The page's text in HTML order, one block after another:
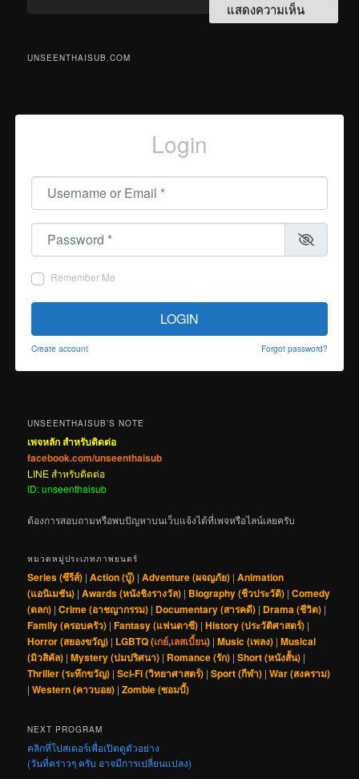
UNSEENTHAISUB.COM
Login
Username or Email
Password
Remember Me
LOGIN
Create account Forgot password?
UNSEENTHAISUB’S NOTE
เพจหลัก สำหรับติดต่อ
facebook.com/unseenthaisub
LINE สำหรับติดต่อ
ID: unseenthaisub
ต้องการสอบถามหรือพบปัญหาบนเว็บแจ้งได้ที่เพจหรือไลน์เลยครับ
หมวดหมู่ประเภทภาพยนตร์
Series (ซีรีส์) |Action (บู๊) |Adventure (ผจญภัย) |Animation
(แอนิเมชัน) |Awards (หนังชิงรางวัล) | Biography (ชีวประวัติ) |Comedy
(ตลก) |Crime (อาชญากรรม) | Documentary (สารคดี) | Drama (ชีวิต) |
Family (ครอบครัว) |Fantasy (แฟนตาซี) |History (ประวัติศาสตร์) |
Horror (สยองขวัญ) | LGBTQ (เกย์,เลสเบี้ยน) |Music (เพลง) |Musical
(มิวสิคัล) |Mystery (ปมปริศนา) | Romance (รัก) |Short (หนังสั้น) |
Thriller (ระทึกขวัญ) |Sci-Fi (วิทยาศาสตร์) |Sport (กีฬา) |War (สงคราม)
|Western (คาวบอย) |Zombie (ซอมบี้)
NEXT PROGRAM
คลิกที่โปสเตอร์เพื่อเปิดดูตัวอย่าง
(วันที่คร่าวๆ ครับ อาจมีการเปลี่ยนแปลง)